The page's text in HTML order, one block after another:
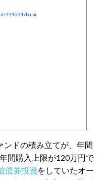
441031/basic
ンドの積み立てが、年間
間購入上限が120万円で
債券投資をしていたオー